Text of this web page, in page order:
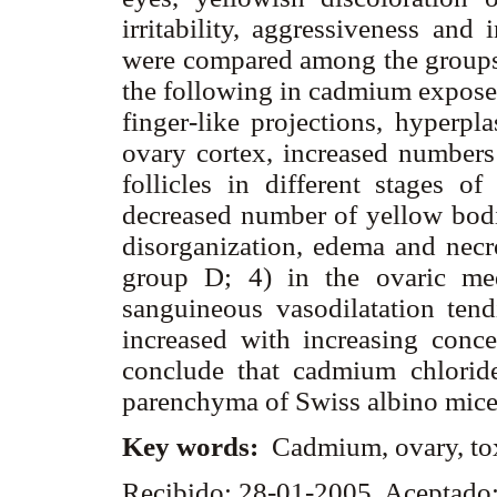
irritability, aggressiveness
were compared among the
the following in cadmium
finger-like projections,
ovary cortex, increased
follicles in different stages of
decreased number of yellow
disorganization, edema and
group D; 4) in the ovaric
sanguineous vasodilatation
increased with increasing
conclude that cadmium
parenchyma of Swiss albino
Key words: Cadmium, ovary,